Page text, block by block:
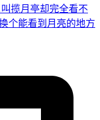
揽月亭却完全看不
个能看到月亮的地方